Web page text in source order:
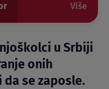
Više
u Srbiji
onih
se zaposle.